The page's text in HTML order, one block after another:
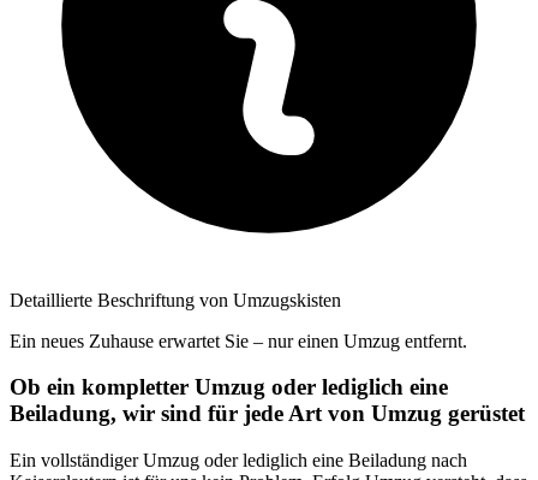
Detaillierte Beschriftung von Umzugskisten
Ein neues Zuhause erwartet Sie – nur einen Umzug entfernt.
Ob ein kompletter Umzug oder lediglich eine
Beiladung, wir sind für jede Art von Umzug gerüstet
Ein vollständiger Umzug oder lediglich eine Beiladung nach